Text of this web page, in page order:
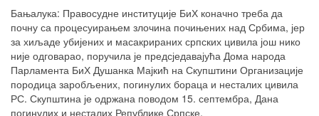
Бањалука: Правосудне институције БиХ коначно треба да
почну са процесуирањем злочина почињених над Србима, јер
за хиљаде убијених и масакрираних српских цивила још нико
није одговарао, поручила је предсједавајућа Дома народа
Парламента БиХ Душанка Мајкић на Скупштини Организације
породица заробљених, погинулих бораца и несталих цивила
РС. Скупштина је одржана поводом 15. септембра, Дана
погинулих и несталих Републике Српске.